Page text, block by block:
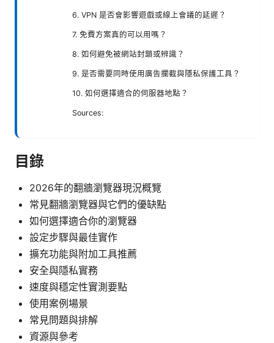
6. VPN 是否會影響遊戲或線上會議的延遲？
7. 免費方案真的可以用嗎？
8. 如何避免被網站封鎖或辨識？
9. 是否需要同時使用廣告攔截與隱私保護工具？
10. 如何選擇適合的伺服器地點？
Sources:
目錄
2026年的翻牆瀏覽器現況概覽
常見翻牆瀏覽器與它們的優缺點
如何選擇適合你的瀏覽器
設定步驟與最佳實作
擴充功能與附加工具推薦
安全與隱私實務
速度與穩定性實測要點
使用案例場景
常見問題與排解
資源與參考